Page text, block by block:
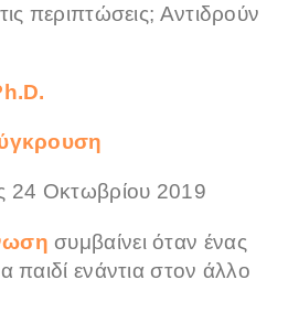
περιπτώσεις; Αντιδρούν
24 Οκτωβρίου 2019
συμβαίνει όταν ένας
παιδί ενάντια στον άλλο